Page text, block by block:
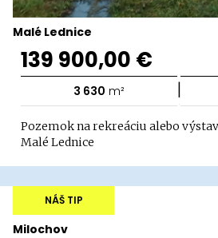
Malé Lednice
139 900,00 €
3 630 m² |
Pozemok na rekreáciu alebo
Malé Lednice
Milochov
NÁŠ TIP